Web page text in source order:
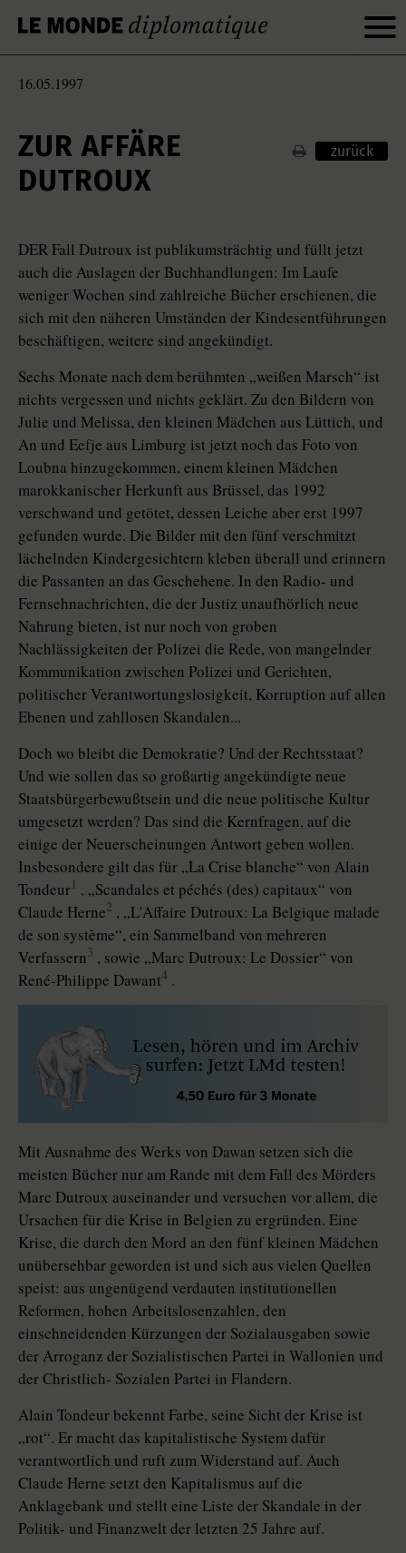
16.05.1997
ZUR AFFÄRE
DUTROUX
zurück
DER Fall Dutroux ist publikumsträchtig und füllt jetzt
auch die Auslagen der Buchhandlungen: Im Laufe
weniger Wochen sind zahlreiche Bücher erschienen, die
sich mit den näheren Umständen der Kindesentführungen
beschäftigen, weitere sind angekündigt.
Sechs Monate nach dem berühmten „weißen Marsch“ ist
nichts vergessen und nichts geklärt. Zu den Bildern von
Julie und Melissa, den kleinen Mädchen aus Lüttich, und
An und Eefje aus Limburg ist jetzt noch das Foto von
Loubna hinzugekommen, einem kleinen Mädchen
marokkanischer Herkunft aus Brüssel, das 1992
verschwand und getötet, dessen Leiche aber erst 1997
gefunden wurde. Die Bilder mit den fünf verschmitzt
lächelnden Kindergesichtern kleben überall und erinnern
die Passanten an das Geschehene. In den Radio- und
Fernsehnachrichten, die der Justiz unaufhörlich neue
Nahrung bieten, ist nur noch von groben
Nachlässigkeiten der Polizei die Rede, von mangelnder
Kommunikation zwischen Polizei und Gerichten,
politischer Verantwortungslosigkeit, Korruption auf allen
Ebenen und zahllosen Skandalen...
Doch wo bleibt die Demokratie? Und der Rechtsstaat?
Und wie sollen das so großartig angekündigte neue
Staatsbürgerbewußtsein und die neue politische Kultur
umgesetzt werden? Das sind die Kernfragen, auf die
einige der Neuerscheinungen Antwort geben wollen.
Insbesondere gilt das für „La Crise blanche“ von Alain
Tondeur1 , „Scandales et péchés (des) capitaux“ von
Claude Herne2 , „L'Affaire Dutroux: La Belgique malade
de son système“, ein Sammelband von mehreren
Verfassern3 , sowie „Marc Dutroux: Le Dossier“ von
René-Philippe Dawant4 .
Mit Ausnahme des Werks von Dawan setzen sich die
meisten Bücher nur am Rande mit dem Fall des Mörders
Marc Dutroux auseinander und versuchen vor allem, die
Ursachen für die Krise in Belgien zu ergründen. Eine
Krise, die durch den Mord an den fünf kleinen Mädchen
unübersehbar geworden ist und sich aus vielen Quellen
speist: aus ungenügend verdauten institutionellen
Reformen, hohen Arbeitslosenzahlen, den
einschneidenden Kürzungen der Sozialausgaben sowie
der Arroganz der Sozialistischen Partei in Wallonien und
der Christlich- Sozialen Partei in Flandern.
Alain Tondeur bekennt Farbe, seine Sicht der Krise ist
„rot“. Er macht das kapitalistische System dafür
verantwortlich und ruft zum Widerstand auf. Auch
Claude Herne setzt den Kapitalismus auf die
Anklagebank und stellt eine Liste der Skandale in der
Politik- und Finanzwelt der letzten 25 Jahre auf.